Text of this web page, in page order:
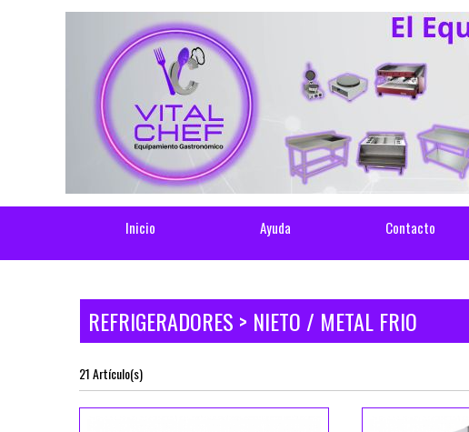
Inicio Ayuda Contacto
REFRIGERADORES > NIETO / METAL FRIO
21 Artículo(s)